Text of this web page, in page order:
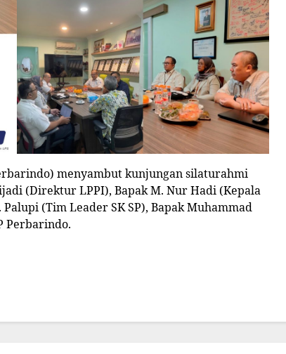
menyambut kunjungan silaturahmi
(Direktur LPPI), Bapak M. Nur Hadi (Kepala
(Tim Leader SK SP), Bapak Muhammad
Perbarindo.